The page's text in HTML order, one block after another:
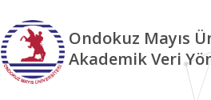
Ondokuz Mayıs
Akademik Veri